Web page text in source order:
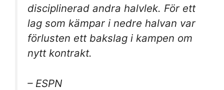
disciplinerad andra halvlek. För ett
lag som kämpar i nedre halvan var
förlusten ett bakslag i kampen om
nytt kontrakt.
– ESPN